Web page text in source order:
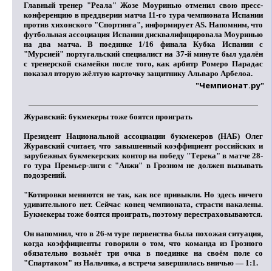
Главный тренер "Реала"Жозе Моуриньюотменил свою пресс-
конференцию в преддверии матча 11-го тура чемпионата Испании
против хихонского "Спортинга", информирует AS. Напомним, что
футбольная ассоциация Испании дисквалифицировала Моуринью
на два матча. В поединке 1/16 финала Кубка Испании с
"Мурсией" португальский специалист на 37-й минуте был удалён
с тренерской скамейки после того, как арбитрРомеро Парадас
показал вторую жёлтую карточку защитнику Альваро Арбелоа.
"Чемпионат.ру"
Журавский: букмекеры тоже боятся проиграть
Президент Национальной ассоциации букмекеров (НАБ) Олег
Журавский считает, что завышенный коэффициент российских и
зарубежных букмекерских контор на победу "Терека" в матче 28-
го тура Премьер-лиги с "Анжи" в Грозном не должен вызывать
подозрений.
"Котировки меняются не так, как все привыкли. Но здесь ничего
удивительного нет. Сейчас конец чемпионата, страсти накалены.
Букмекеры тоже боятся проиграть, поэтому перестраховываются.
Он напомнил, что в 26-м туре первенства была похожая ситуация,
когда коэффициенты говорили о том, что команда из Грозного
обязательно возьмёт три очка в поединке на своём поле со
"Спартаком" из Нальчика, а встреча завершилась вничью — 1:1.